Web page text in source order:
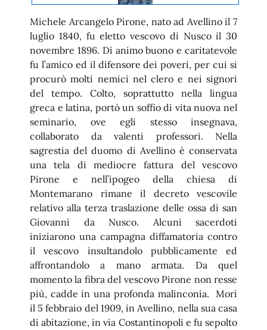
Michele Arcangelo Pirone, nato ad Avellino il 7
luglio 1840, fu eletto vescovo di Nusco il 30
novembre 1896. Di animo buono e caritatevole
fu l’amico ed il difensore dei poveri, per cui si
procurò molti nemici nel clero e nei signori
del tempo. Colto, soprattutto nella lingua
greca e latina, portò un soffio di vita nuova nel
seminario, ove egli stesso insegnava,
collaborato da valenti professori. Nella
sagrestia del duomo di Avellino è conservata
una tela di mediocre fattura del vescovo
Pirone e nell’ipogeo della chiesa di
Montemarano rimane il decreto vescovile
relativo alla terza traslazione delle ossa di san
Giovanni da Nusco. Alcuni sacerdoti
iniziarono una campagna diffamatoria contro
il vescovo insultandolo pubblicamente ed
affrontandolo a mano armata. Da quel
momento la fibra del vescovo Pirone non resse
più, cadde in una profonda malinconia. Morì
il 5 febbraio del 1909, in Avellino, nella sua casa
di abitazione, in via Costantinopoli e fu sepolto